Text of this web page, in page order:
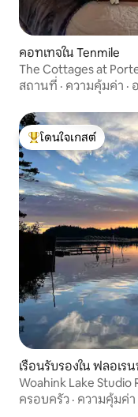
คอทเทจใน Tenmile
The Cottages at
สถานที่ · ความคุ้มค่า ·
โดนใจเกสต์ที่สุด
โดนใจเกสต์
เรือนรับรองใน ฟลอเร
Woahink Lake Studio
ครอบครัว · ความคุ้มค่า